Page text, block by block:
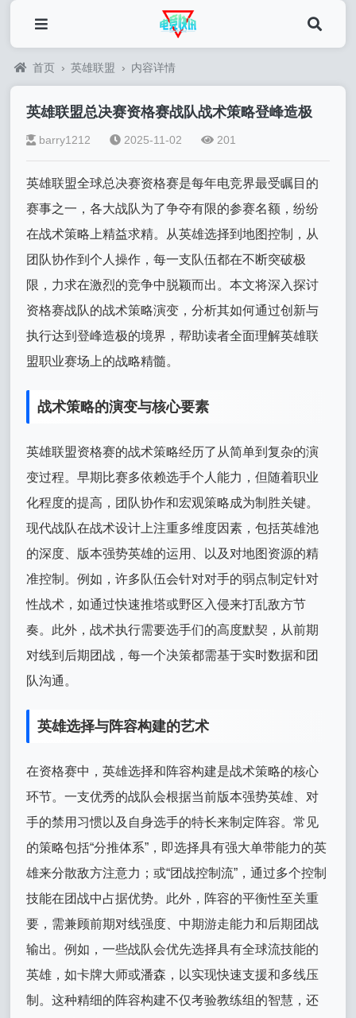
首页 › 英雄联盟 › 内容详情
英雄联盟总决赛资格赛战队战术策略登峰造极
barry1212 2025-11-02 201
英雄联盟全球总决赛资格赛是每年电竞界最受瞩目的
赛事之一，各大战队为了争夺有限的参赛名额，纷纷
在战术策略上精益求精。从英雄选择到地图控制，从
团队协作到个人操作，每一支队伍都在不断突破极
限，力求在激烈的竞争中脱颖而出。本文将深入探讨
资格赛战队的战术策略演变，分析其如何通过创新与
执行达到登峰造极的境界，帮助读者全面理解英雄联
盟职业赛场上的战略精髓。
战术策略的演变与核心要素
英雄联盟资格赛的战术策略经历了从简单到复杂的演
变过程。早期比赛多依赖选手个人能力，但随着职业
化程度的提高，团队协作和宏观策略成为制胜关键。
现代战队在战术设计上注重多维度因素，包括英雄池
的深度、版本强势英雄的运用、以及对地图资源的精
准控制。例如，许多队伍会针对对手的弱点制定针对
性战术，如通过快速推塔或野区入侵来打乱敌方节
奏。此外，战术执行需要选手们的高度默契，从前期
对线到后期团战，每一个决策都需基于实时数据和团
队沟通。
英雄选择与阵容构建的艺术
在资格赛中，英雄选择和阵容构建是战术策略的核心
环节。一支优秀的战队会根据当前版本强势英雄、对
手的禁用习惯以及自身选手的特长来制定阵容。常见
的策略包括“分推体系”，即选择具有强大单带能力的英
雄来分散敌方注意力；或“团战控制流”，通过多个控制
技能在团战中占据优势。此外，阵容的平衡性至关重
要，需兼顾前期对线强度、中期游走能力和后期团战
输出。例如，一些战队会优先选择具有全球流技能的
英雄，如卡牌大师或潘森，以实现快速支援和多线压
制。这种精细的阵容构建不仅考验教练组的智慧，还